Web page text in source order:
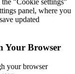
"Cookie settings"
panel, where you
updated
Your Browser
your browser